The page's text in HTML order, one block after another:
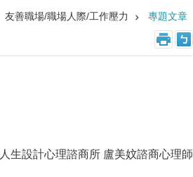
友善職場/職場人際/工作壓力 專題文章
人生設計心理諮商所 盧美妏諮商心理師